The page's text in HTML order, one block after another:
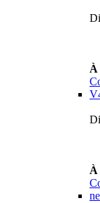
À
À